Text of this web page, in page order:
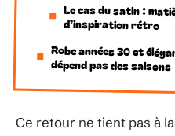
Le cas du satin :
d’inspiration rétro
Robe années 30 et
dépend pas des saisons
Ce retour ne tient pas à